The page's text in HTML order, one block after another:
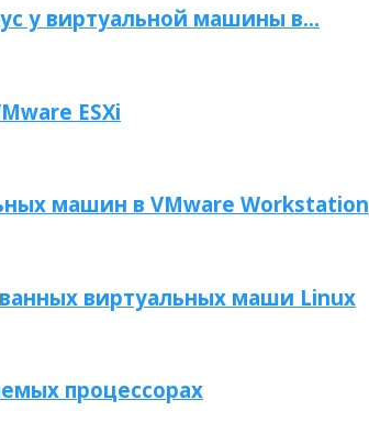
у виртуальной машины в...
ESXi
машин в VMware Workstation
виртуальных маши Linux
процессорах